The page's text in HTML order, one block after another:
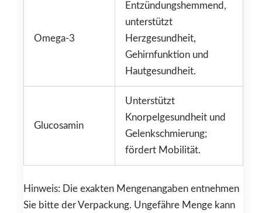
Omega-3
Entzündungshemmend,
unterstützt
Herzgesundheit,
Gehirnfunktion und
Hautgesundheit.
Glucosamin
Unterstützt
Knorpelgesundheit und
Gelenkschmierung;
fördert Mobilität.
Hinweis: Die exakten Mengenangaben entnehmen
Sie bitte der Verpackung. Ungefähre Menge kann